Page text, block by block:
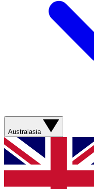
Australasia